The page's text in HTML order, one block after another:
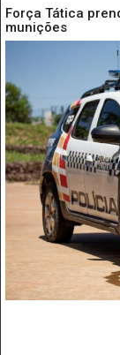
Força Tática
munições